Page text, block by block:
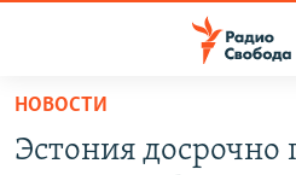
упрощенного
доступа
НОВОСТИ
Эстония досрочно